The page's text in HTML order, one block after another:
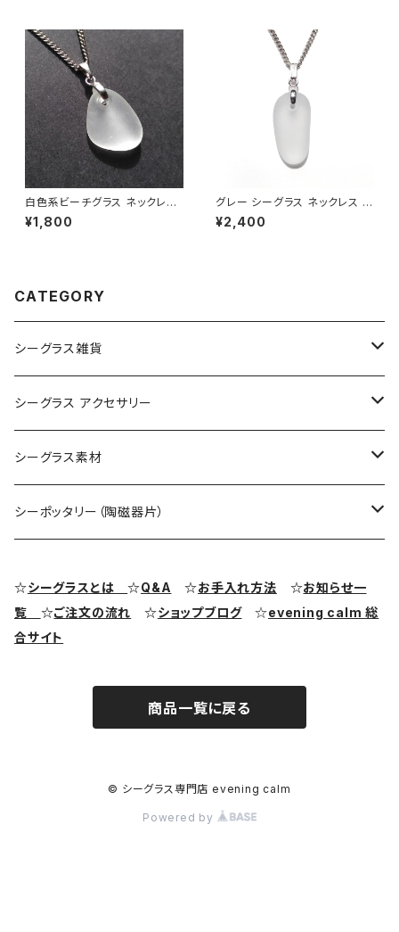
白色系ビーチグラス ネックレス
BN-92
¥1,800
グレー シーグラス ネックレス B
N-83
¥2,400
CATEGORY
シーグラス雑貨
コレクション用シーグラス
シーグラス オブジェ・置物
シーグラス アクセサリー
シーグラス ネックレス
シーグラス ペンダントヘッド（トップ）
シーグラス リング・指輪
シーグラス素材
アクセサリー用シーグラス
シーポッタリー（陶磁器片）
☆シーグラスとは☆Q&A ☆お手入れ方法 ☆お知らせ一
覧 ☆ご注文の流れ ☆ショップブログ ☆evening calm 総
合サイト
商品一覧に戻る
© シーグラス専門店 evening calm
Powered by